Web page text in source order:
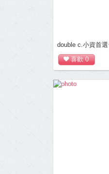
double c.小資首
鞋-自信黑
喜歡0